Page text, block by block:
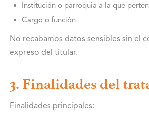
Institución o parroquia a la que
Cargo o función
No recabamos datos sensibles sin el
expreso del titular.
3. Finalidades del
Finalidades principales: